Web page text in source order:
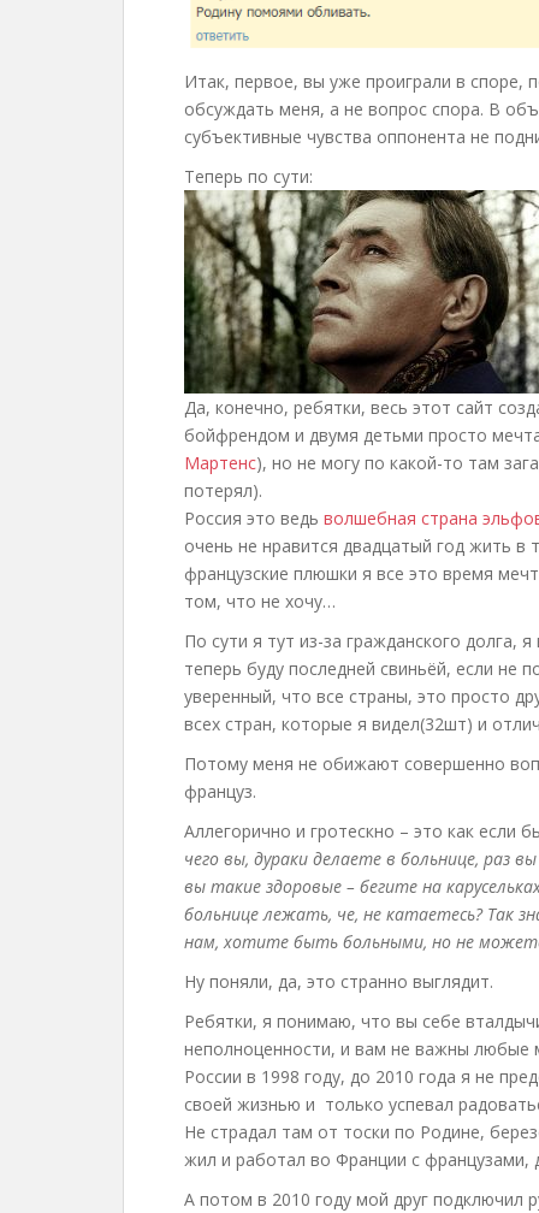
Итак, первое, вы уже проиграли в споре,
обсуждать меня, а не вопрос спора. В
субъективные чувства оппонента не
Теперь по сути:
Да, конечно, ребятки, весь этот сайт
бойфрендом и двумя детьми просто
Мартенс), но не могу по какой-то там
потерял).
Россия это ведь волшебная страна
очень не нравится двадцатый год жить
французские плюшки я все это время
том, что не хочу…
По сути я тут из-за гражданского долга,
теперь буду последней свиньёй, если не
уверенный, что все страны, это просто
всех стран, которые я видел(32шт) и
Потому меня не обижают совершенно
француз.
Аллегорично и гротескно – это как если
чего вы, дураки делаете в больнице, раз
вы такие здоровые – бегите на
больнице лежать, че, не катаетесь? Так
нам, хотите быть больными, но не
Ну поняли, да, это странно выглядит.
Ребятки, я понимаю, что вы себе
неполноценности, и вам не важны любые
России в 1998 году, до 2010 года я не
своей жизнью и только успевал
Не страдал там от тоски по Родине,
жил и работал во Франции с французами,
А потом в 2010 году мой друг подключил